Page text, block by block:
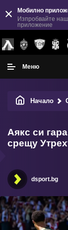
Мобилно
Изпробвайте
приложение
Меню
Начало
Аякс си
срещу
dsport.bg